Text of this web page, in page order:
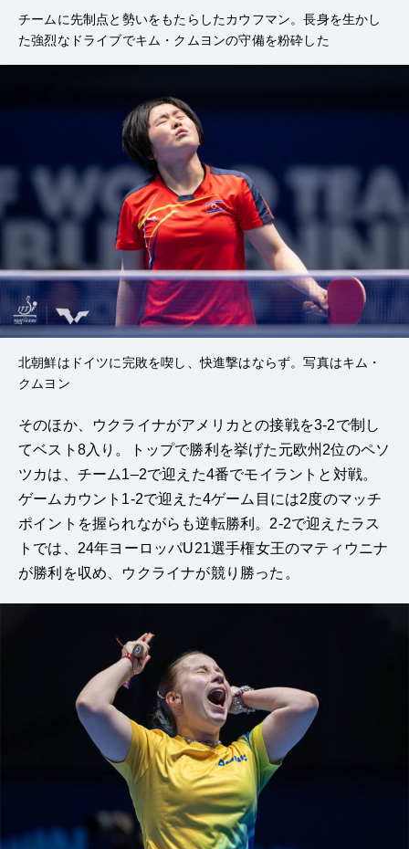
チームに先制点と勢いをもたらしたカウフマン。長身を生かし
た強烈なドライブでキム・クムヨンの守備を粉砕した
北朝鮮はドイツに完敗を喫し、快進撃はならず。写真はキム・
クムヨン
そのほか、ウクライナがアメリカとの接戦を3-2で制し
てベスト8入り。トップで勝利を挙げた元欧州2位のペソ
ツカは、チーム1–2で迎えた4番でモイラントと対戦。
ゲームカウント1-2で迎えた4ゲーム目には2度のマッチ
ポイントを握られながらも逆転勝利。2-2で迎えたラス
トでは、24年ヨーロッパU21選手権女王のマティウニナ
が勝利を収め、ウクライナが競り勝った。